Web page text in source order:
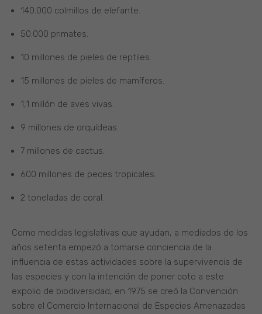
140.000 colmillos de elefante.
50.000 primates.
10 millones de pieles de reptiles.
15 millones de pieles de mamíferos.
1,1 millón de aves vivas.
9 millones de orquídeas.
7 millones de cactus.
600 millones de peces tropicales.
2 toneladas de coral.
Como medidas legislativas que ayudan, a mediados de los
años setenta empezó a tomarse conciencia de la
influencia de estas actividades sobre la supervivencia de
las especies y con la intención de poner coto a este
expolio de biodiversidad, en 1975 se creó la Convención
sobre el Comercio Internacional de Especies Amenazadas